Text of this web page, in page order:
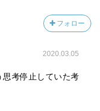
フォロー
2020.03.05
思考停止していた考